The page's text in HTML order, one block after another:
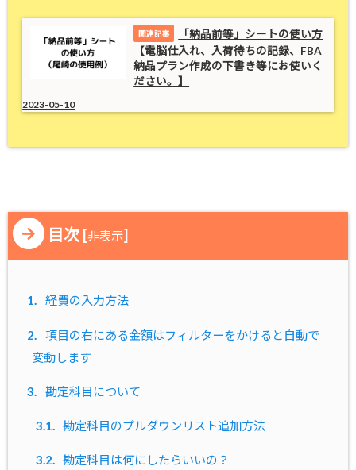
「納品前等」シートの使い方
【電脳仕入れ、入荷待ちの記録、FBA
納品プラン作成の下書き等にお使いく
ださい。】
2023-05-10
目次 [非表示]
1. 経費の入力方法
2.
項目の右にある金額はフィルターをかけると自動で
変動します
3. 勘定科目について
3.1. 勘定科目のプルダウンリスト追加方法
3.2. 勘定科目は何にしたらいいの？